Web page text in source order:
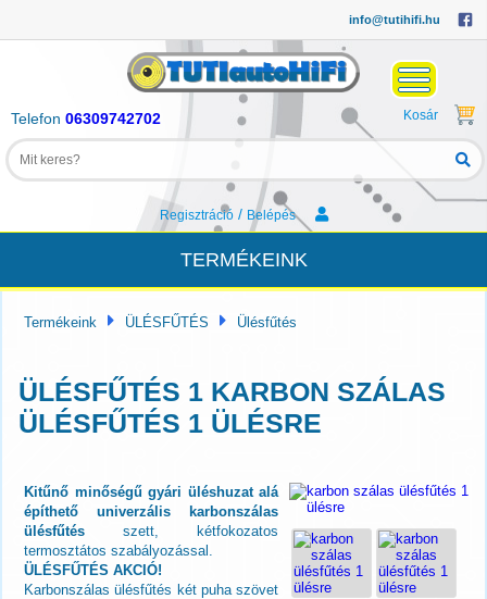
info@tutihifi.hu
Telefon 06309742702 Kosár
Regisztráció/ Belépés
TERMÉKEINK
Termékeink ÜLÉSFŰTÉS Ülésfűtés
ÜLÉSFŰTÉS 1 KARBON SZÁLAS
ÜLÉSFŰTÉS 1 ÜLÉSRE
Kitűnő minőségű gyári üléshuzat alá
építhető univerzális karbonszálas
ülésfűtés szett, kétfokozatos
termosztátos szabályozással.
ÜLÉSFŰTÉS AKCIÓ!
Karbonszálas ülésfűtés két puha szövet